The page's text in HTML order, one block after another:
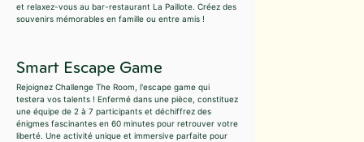
et relaxez-vous au bar-restaurant La Paillote. Créez des
souvenirs mémorables en famille ou entre amis !
Smart Escape Game
Rejoignez Challenge The Room, l'escape game qui
testera vos talents ! Enfermé dans une pièce, constituez
une équipe de 2 à 7 participants et déchiffrez des
énigmes fascinantes en 60 minutes pour retrouver votre
liberté. Une activité unique et immersive parfaite pour